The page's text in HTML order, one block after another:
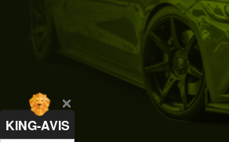
KING-AVIS